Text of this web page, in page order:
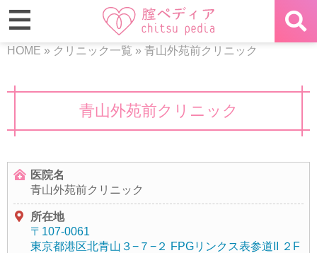
HOME » クリニック一覧 » 青山外苑前クリニック
青山外苑前クリニック
医院名
青山外苑前クリニック
所在地
〒107-0061
東京都港区北青山３−７−２ FPGリンクス表参道II ２F